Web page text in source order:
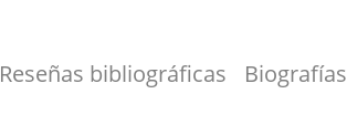
Reseñas bibliográficas Biografías